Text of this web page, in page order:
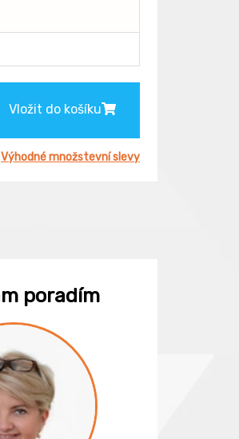
Vložit do košíku
Výhodné množstevní slevy
poradím